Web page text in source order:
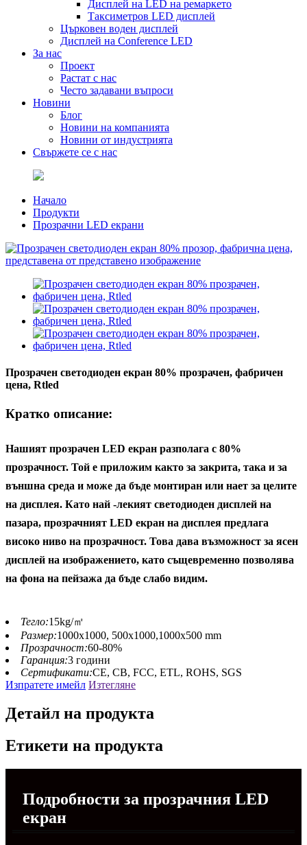
Дисплей на LED на ремаркето
Таксиметров LED дисплей
Църковен воден дисплей
Дисплей на Conference LED
За нас
Проект
Растат с нас
Често задавани въпроси
Новини
Блог
Новини на компанията
Новини от индустрията
Свържете се с нас
Начало
Продукти
Прозрачни LED екрани
Прозрачен светодиоден екран 80% прозрачен, фабричен
цена, Rtled
Кратко описание:
Нашият прозрачен LED екран разполага с 80%
прозрачност. Той е приложим както за закрита, така и за
външна среда и може да бъде монтиран или нает за целите
на дисплея. Като най -лекият светодиоден дисплей на
пазара, прозрачният LED екран на дисплея предлага
високо ниво на прозрачност. Това дава възможност за ясен
дисплей на изображението, като същевременно позволява
на фона на пейзажа да бъде слабо видим.
Тегло:15kg/㎡
Размер:1000x1000, 500x1000,1000x500 mm
Прозрачност:60-80%
Гаранция:3 години
Сертификати:CE, CB, FCC, ETL, ROHS, SGS
Изпратете имейл Изтегляне
Детайл на продукта
Етикети на продукта
Подробности за прозрачния LED
екран